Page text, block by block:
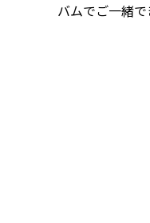
バムでご一緒で